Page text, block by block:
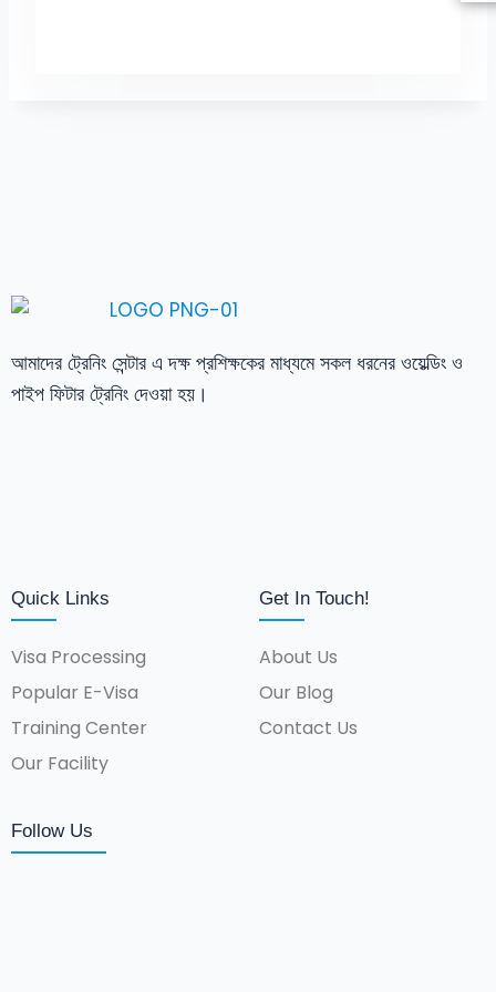
আমাদের ট্রেনিং সেন্টার এ দক্ষ প্রশিক্ষকের মাধ্যমে সকল ধরনের ওয়েল্ডিং ও
পাইপ ফিটার ট্রেনিং দেওয়া হয়।
Quick Links
Visa Processing
Popular E-Visa
Training Center
Our Facility
Get In Touch!
About Us
Our Blog
Contact Us
Follow Us